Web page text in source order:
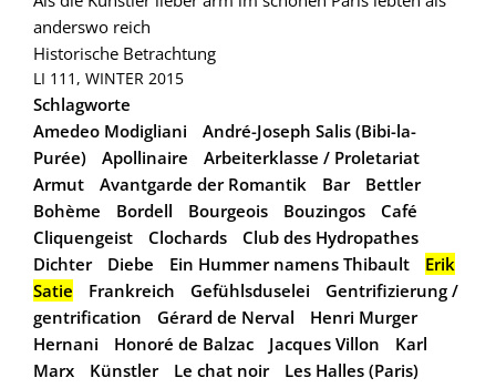
anderswo reich
Historische Betrachtung
LI 111, WINTER 2015
Schlagworte
Amedeo Modigliani
André-Joseph Salis (Bibi-la-
Purée)
Apollinaire
Arbeiterklasse / Proletariat
Armut
Avantgarde der Romantik Bar
Bettler
Bohème
Bordell Bourgeois Bouzingos
Café
Cliquengeist
Clochards
Club des Hydropathes
Dichter
Diebe Ein Hummer namens Thibault
Erik
Satie
Frankreich Gefühlsduselei
Gentrifizierung /
gentrification
Gérard de Nerval
Henri Murger
Hernani
Honoré de Balzac Jacques Villon
Karl
Marx
Künstler Le chat noir
Les Halles (Paris)